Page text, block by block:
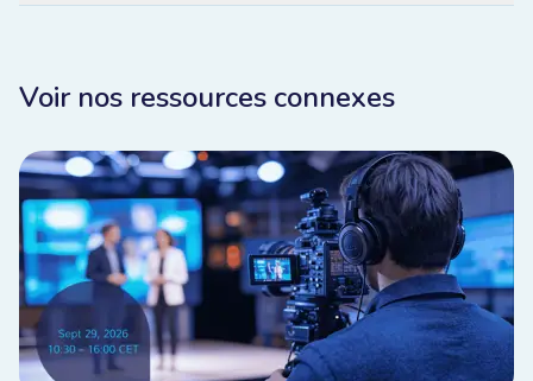
Voir nos ressources connexes